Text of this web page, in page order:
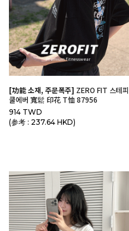
[功能 소재, 주문폭주] ZERO FIT 스테피
쿨에버 寬鬆 印花 T恤 87956
914 TWD
(参考 : 237.64 HKD)